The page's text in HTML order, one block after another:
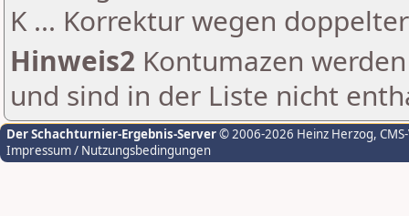
K ... Korrektur wegen
Hinweis2 Kontumazen
und sind in der Liste nicht
Der Schachturnier-Ergebnis-Server© 2006-2026 Heinz Herzog,
Impressum / Nutzungsbedingungen